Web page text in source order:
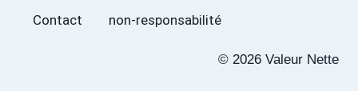
Contact
non-responsabilité
© 2026 Valeur Nette